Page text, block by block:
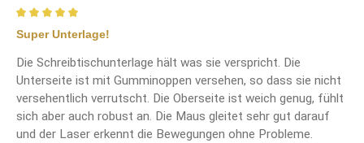
Review with rating of 5 out of 5 stars
Super Unterlage!
Die Schreibtischunterlage hält was sie verspricht. Die
Unterseite ist mit Gumminoppen versehen, so dass sie nicht
versehentlich verrutscht. Die Oberseite ist weich genug, fühlt
sich aber auch robust an. Die Maus gleitet sehr gut darauf
und der Laser erkennt die Bewegungen ohne Probleme.